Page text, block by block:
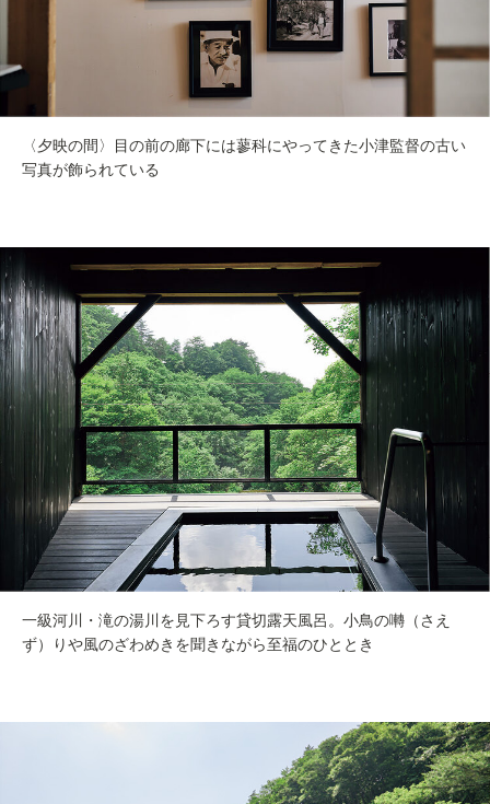
〈夕映の間〉目の前の廊下には蓼科にやってきた小津監督の古い
写真が飾られている
一級河川・滝の湯川を見下ろす貸切露天風呂。小鳥の囀（さえ
ず）りや風のざわめきを聞きながら至福のひととき